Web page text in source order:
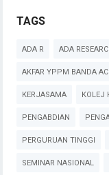
TAGS
ADA R ADA
AKFAR YPPM BANDA
KERJASAMA KOLEJ
PENGABDIAN
PERGURUAN TINGGI
SEMINAR NASIONAL